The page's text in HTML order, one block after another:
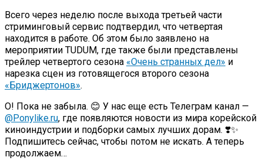
Всего через неделю после выхода третьей части
стриминговый сервис подтвердил, что четвертая
находится в работе. Об этом было заявлено на
мероприятии TUDUM, где также были представлены
трейлер четвертого сезона «Очень странных дел» и
нарезка сцен из готовящегося второго сезона
«Бриджертонов».
О! Пока не забыла. 😊 У нас еще есть Телеграм канал —
@Ponylike.ru, где появляются новости из мира корейской
киноиндустрии и подборки самых лучших дорам. ❣️✨
Подпишитесь сейчас, чтобы потом не искать. А теперь
продолжаем…